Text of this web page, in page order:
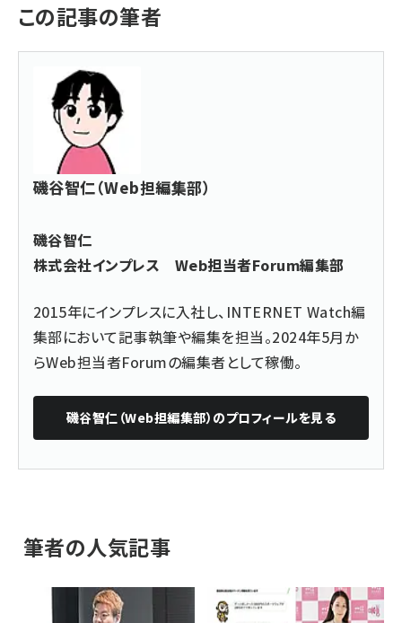
この記事の筆者
磯谷智仁（Web担編集部）
磯谷智仁
株式会社インプレス Web担当者Forum編集部
2015年にインプレスに入社し、INTERNET Watch編
集部において記事執筆や編集を担当。2024年5月か
らWeb担当者Forumの編集者として稼働。
磯谷智仁（Web担編集部） のプロフィールを見る
筆者の人気記事